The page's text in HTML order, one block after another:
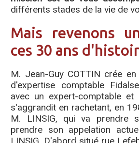
différents stades de la vie de
Mais revenons
ces 30 ans
M. Jean-Guy COTTIN crée
d'expertise comptable
avec un expert-comptable et
s'aggrandit en rachetant, en
M. LINSIG, qui va prendre
prendre son appelation